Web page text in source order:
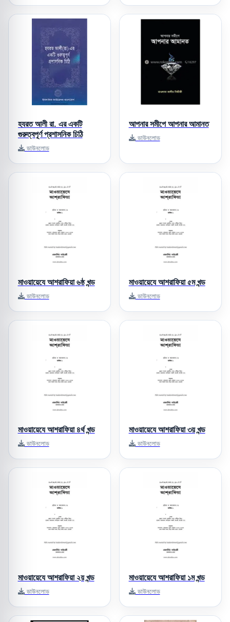
হযরত আলী রা. এর একটি
গুরুত্বপূর্ণ প্রশাসনিক চিঠি
ডাউনলোড
আপনার সমীপে আপনার আমানত
ডাউনলোড
মাওয়ায়েযে আশরাফিয়া ৬ষ্ঠ খন্ড
ডাউনলোড
মাওয়ায়েযে আশরাফিয়া ৫ম খন্ড
ডাউনলোড
মাওয়ায়েযে আশরাফিয়া ৪র্থ খন্ড
ডাউনলোড
মাওয়ায়েযে আশরাফিয়া ৩য় খন্ড
ডাউনলোড
মাওয়ায়েযে আশরাফিয়া ২য় খন্ড
ডাউনলোড
মাওয়ায়েযে আশরাফিয়া ১ম খন্ড
ডাউনলোড